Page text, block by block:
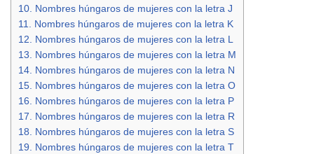
10. Nombres húngaros de mujeres con la letra J
11.
Nombres húngaros de mujeres con la letra K
12.
Nombres húngaros de mujeres con la letra L
13.
Nombres húngaros de mujeres con la letra M
14. Nombres húngaros de mujeres con la letra N
15. Nombres húngaros de mujeres con la letra O
16.
Nombres húngaros de mujeres con la letra P
17.
Nombres húngaros de mujeres con la letra R
18.
Nombres húngaros de mujeres con la letra S
19.
Nombres húngaros de mujeres con la letra T